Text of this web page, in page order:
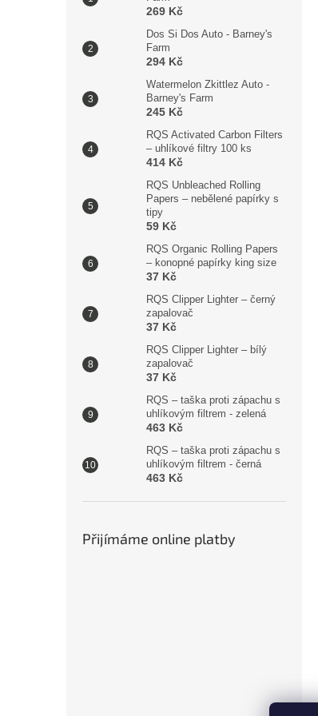
269 Kč
Dos Si Dos Auto - Barney's
Farm
294 Kč
Watermelon Zkittlez Auto -
Barney's Farm
245 Kč
RQS Activated Carbon Filters
– uhlíkové filtry 100 ks
414 Kč
RQS Unbleached Rolling
Papers – nebělené papírky s
tipy
59 Kč
RQS Organic Rolling Papers
– konopné papírky king size
37 Kč
RQS Clipper Lighter – černý
zapalovač
37 Kč
RQS Clipper Lighter – bílý
zapalovač
37 Kč
RQS – taška proti zápachu s
uhlíkovým filtrem - zelená
463 Kč
RQS – taška proti zápachu s
uhlíkovým filtrem - černá
463 Kč
Přijímáme online platby